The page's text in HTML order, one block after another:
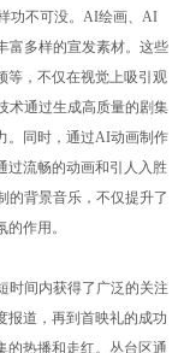
不可没。AI绘画、AI
富多样的宣发素材。这些
等，不仅在视觉上吸引观
术通过生成高质量的剧集
。同时，通过AI动画制作
过流畅的动画和引人入胜
的背景音乐，不仅提升了
作用。
间内获得了广泛的关注
报道，再到首映礼的成功
的热播和走红。丛台区通